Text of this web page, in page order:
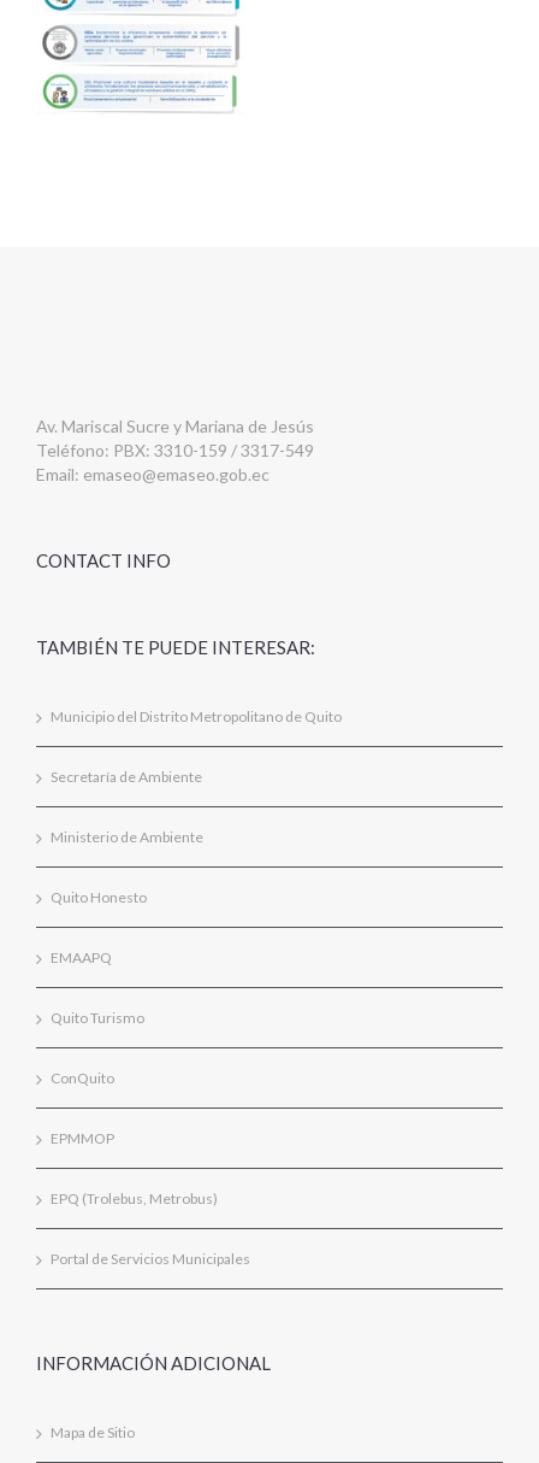
Av. Mariscal Sucre y Mariana de Jesús
Teléfono: PBX: 3310-159 / 3317-549
Email: emaseo@emaseo.gob.ec
CONTACT INFO
TAMBIÉN TE PUEDE INTERESAR:
Municipio del Distrito Metropolitano de Quito
Secretaría de Ambiente
Ministerio de Ambiente
Quito Honesto
EMAAPQ
Quito Turismo
ConQuito
EPMMOP
EPQ (Trolebus, Metrobus)
Portal de Servicios Municipales
INFORMACIÓN ADICIONAL
Mapa de Sitio